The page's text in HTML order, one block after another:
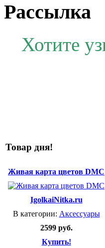
Рассылка
Хотите
Товар дня!
Живая карта цветов DMC
IgolkaiNitka.ru
В категории: Аксессуары
2599 руб.
Купить!